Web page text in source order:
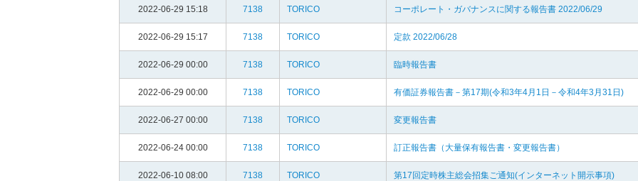
2022-06-29 15:18 7138 TORICO コーポレート・ガバナンスに関する報告書 2022/06/29
2022-06-29 15:17 7138 TORICO 定款 2022/06/28
2022-06-29 00:00 7138 TORICO 臨時報告書
2022-06-29 00:00 7138 TORICO 有価証券報告書－第17期(令和3年4月1日－令和4年3月31日)
2022-06-27 00:00 7138 TORICO 変更報告書
2022-06-24 00:00 7138 TORICO 訂正報告書（大量保有報告書・変更報告書）
2022-06-10 08:00 7138 TORICO 第17回定時株主総会招集ご通知(インターネット開示事項)